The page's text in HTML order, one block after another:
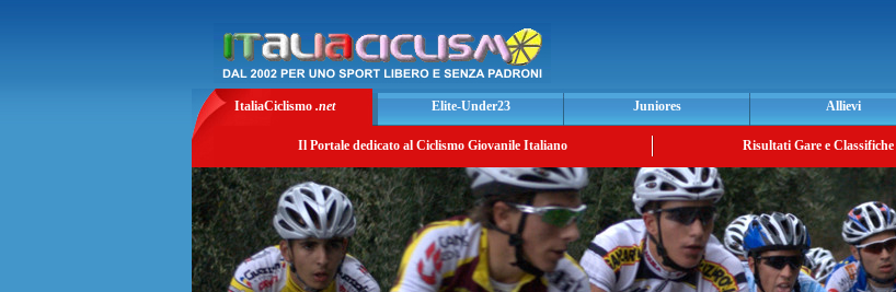
ItaliaCiclismo .net Elite-Under23 Juniores Allievi
Il Portale dedicato al Ciclismo Giovanile Italiano Risultati Gare e Classifiche